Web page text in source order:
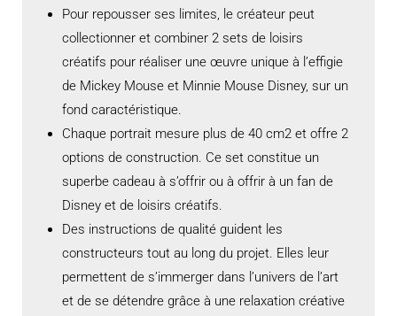
Pour repousser ses limites, le créateur peut
collectionner et combiner 2 sets de loisirs
créatifs pour réaliser une œuvre unique à l’effigie
de Mickey Mouse et Minnie Mouse Disney, sur un
fond caractéristique.
Chaque portrait mesure plus de 40 cm2 et offre 2
options de construction. Ce set constitue un
superbe cadeau à s’offrir ou à offrir à un fan de
Disney et de loisirs créatifs.
Des instructions de qualité guident les
constructeurs tout au long du projet. Elles leur
permettent de s’immerger dans l’univers de l’art
et de se détendre grâce à une relaxation créative